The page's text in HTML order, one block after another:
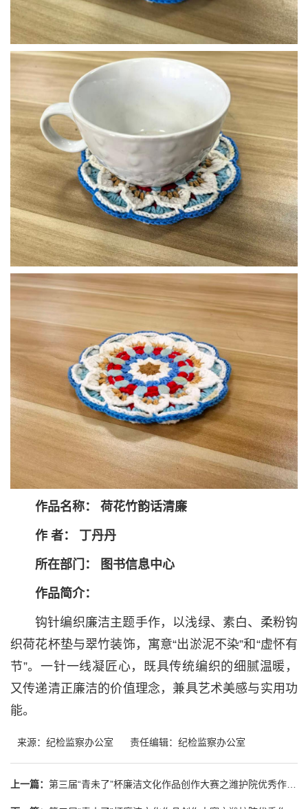
作品名称： 荷花竹韵话清廉
作 者： 丁丹丹
所在部门： 图书信息中心
作品简介：
钩针编织廉洁主题手作，以浅绿、素白、柔粉钩
织荷花杯垫与翠竹装饰，寓意“出淤泥不染”和“虚怀有
节”。一针一线凝匠心，既具传统编织的细腻温暖，
又传递清正廉洁的价值理念，兼具艺术美感与实用功
能。
来源：纪检监察办公室 责任编辑：纪检监察办公室
上一篇： 第三届“青未了”杯廉洁文化作品创作大赛之潍护院优秀作品展播 《满江红·和郭沫若同志》（节选）中医系 张裕哲